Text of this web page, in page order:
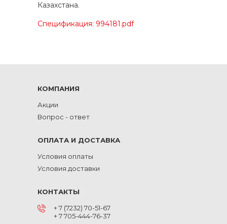
Казахстана.
Спецификация: 994181.pdf
КОМПАНИЯ
Акции
Вопрос - ответ
ОПЛАТА И ДОСТАВКА
Условия оплаты
Условия доставки
КОНТАКТЫ
+ 7 (7232) 70-51-67
+ 7 705-444-76-37